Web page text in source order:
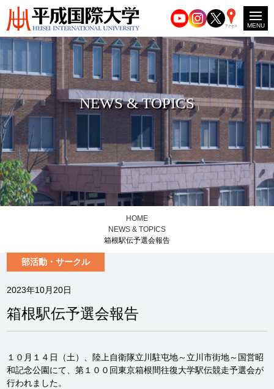
アクセス MENU
NEWS & TOPICS
HOME
NEWS & TOPICS
箱根駅伝予選会報告
部活動・サークル
2023年10月20日
箱根駅伝予選会報告
１０月１４日（土）、陸上自衛隊立川駐屯地～立川市街地～国営昭
和記念公園にて、第１００回東京箱根間往復大学駅伝競走予選会が
行われました。